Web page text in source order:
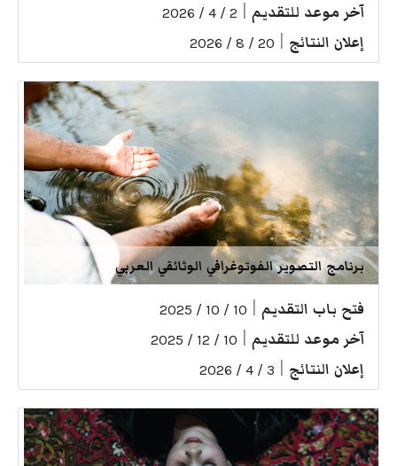
آخر موعد للتقديم 2 / 4 / 2026
إعلان النتائج 20 / 8 / 2026
برنامج التصوير الفوتوغرافي الوثائقي العربي
فتح باب التقديم 10 / 10 / 2025
آخر موعد للتقديم 10 / 12 / 2025
إعلان النتائج 3 / 4 / 2026